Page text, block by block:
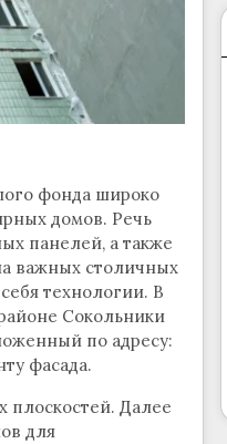
фонда широко
домов. Речь
панелей, а также
важных столичных
технологии. В
Сокольники
по адресу:
фасада.
плоскостей. Далее
для